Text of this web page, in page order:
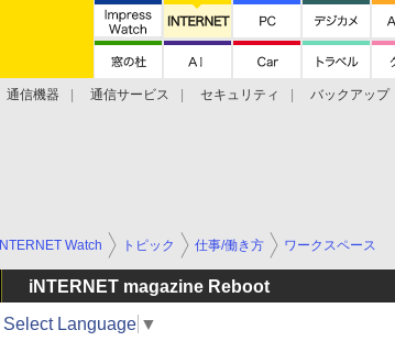
通信機器 通信サービス セキュリティ バックアップ
INTERNET Watch トピック 仕事/働き方 ワークスペース
iNTERNET magazine Reboot
Select Language ▼